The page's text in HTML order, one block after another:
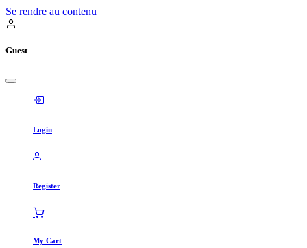
Se rendre au contenu
Guest
Login
Register
My Cart